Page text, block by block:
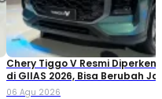
Chery Tiggo V Resmi
di GIIAS 2026, Bisa Berubah
Double Cabin
06 Agu 2026